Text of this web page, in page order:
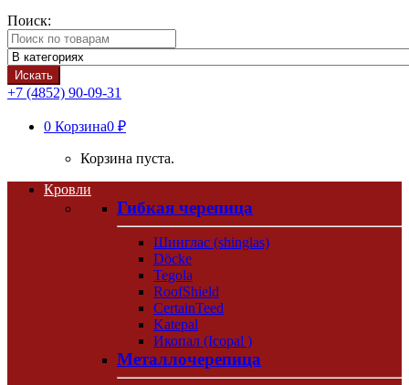
Поиск:
Искать
+7 (4852) 90-09-31
0 Корзина0 ₽
Корзина пуста.
Кровли
Гибкая черепица
Шинглас (shinglas)
Döcke
Tegola
RoofShield
CertainTeed
Katepal
Икопал (Icopal )
Металлочерепица